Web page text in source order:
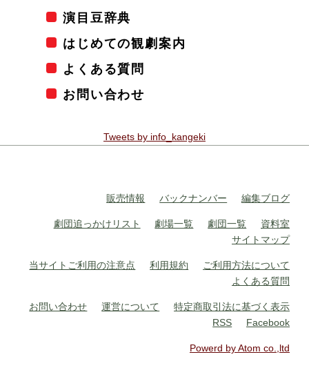
演目豆辞典
はじめての観劇案内
よくある質問
お問い合わせ
Tweets by info_kangeki
販売情報 バックナンバー 編集ブログ
劇団追っかけリスト 劇場一覧 劇団一覧
資料室
サイトマップ
当サイトご利用の注意点 利用規約
ご利用方法について
よくある質問
お問い合わせ 運営について
特定商取引法に基づく表示
RSS
Facebook
Powerd by Atom co.,ltd